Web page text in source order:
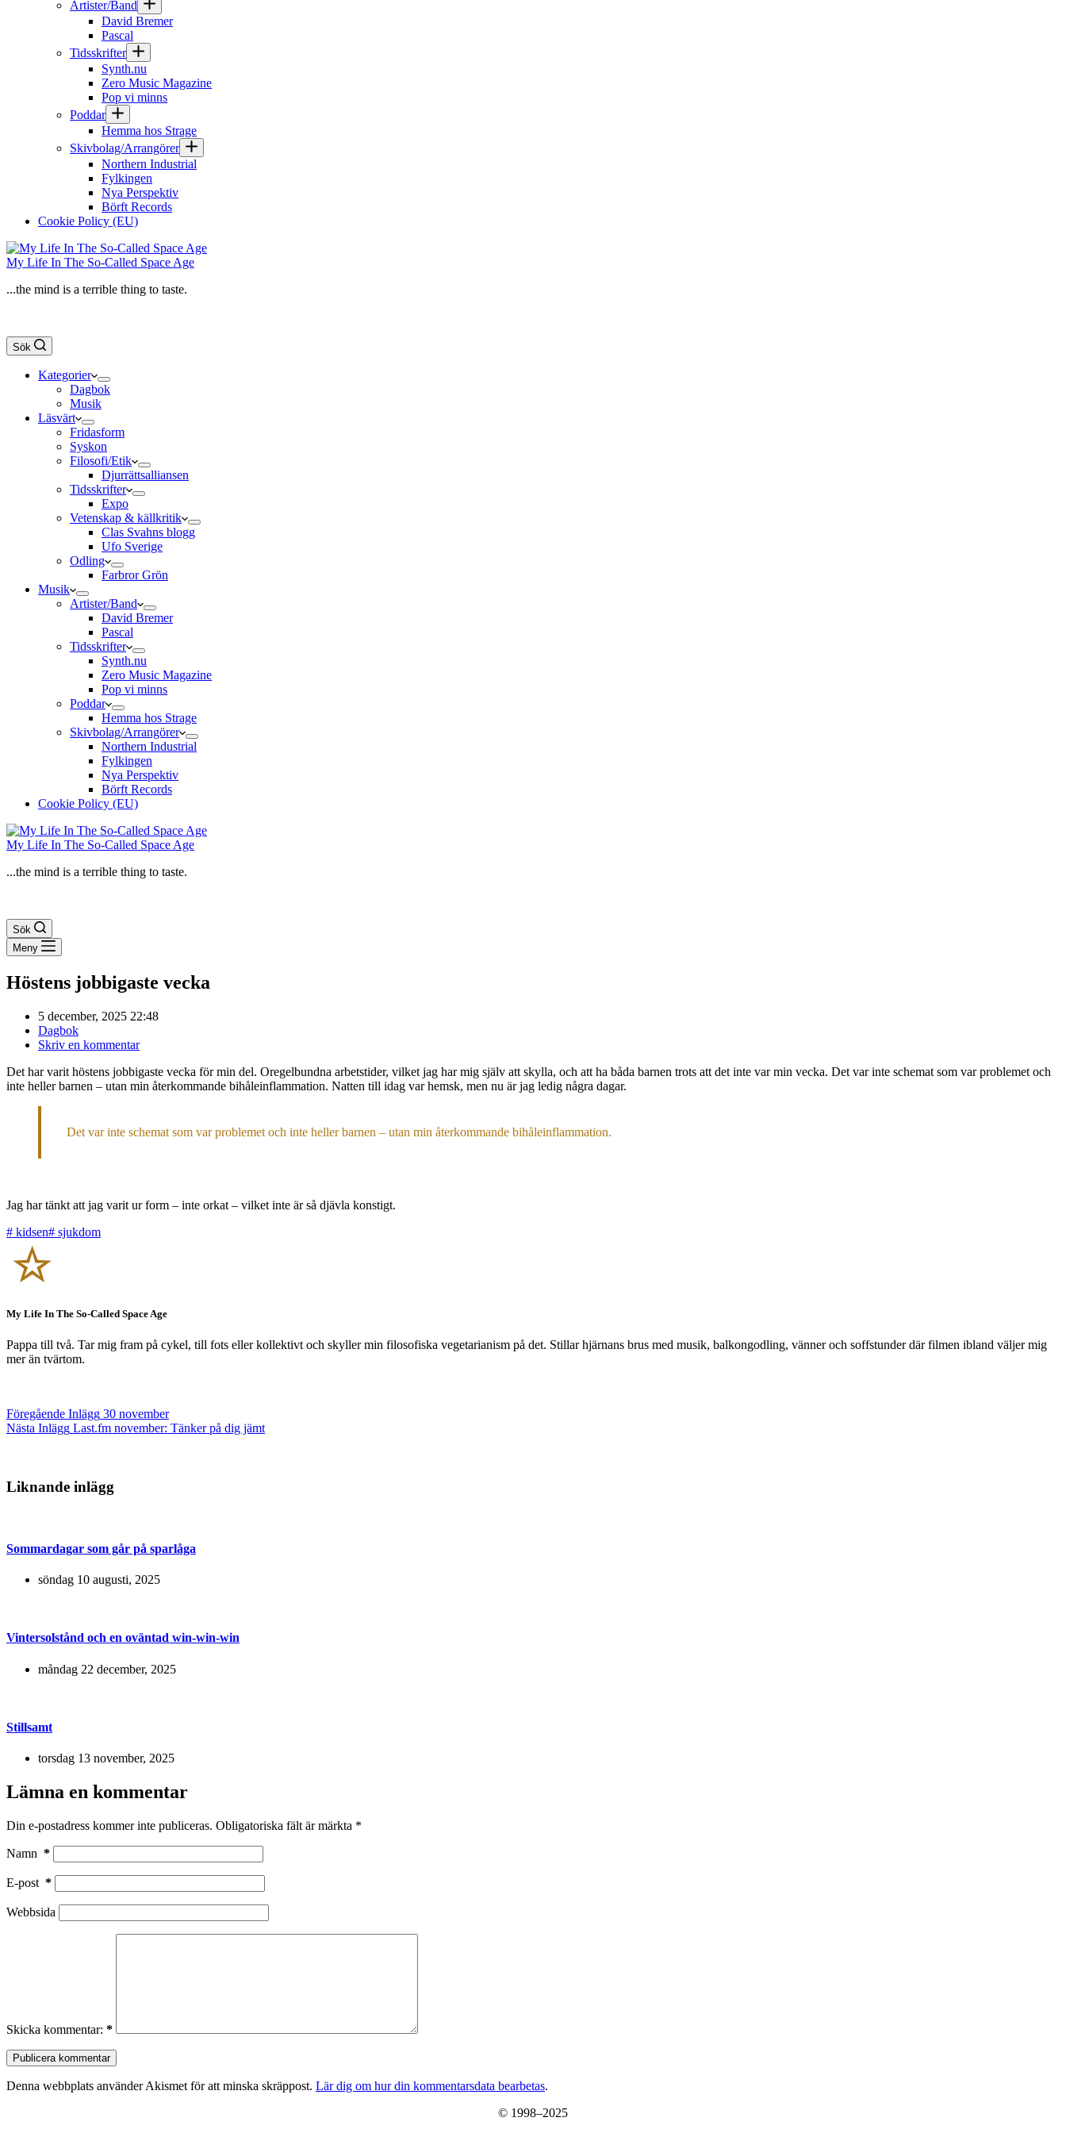
Artister/Band
David Bremer
Pascal
Tidsskrifter
Synth.nu
Zero Music Magazine
Pop vi minns
Poddar
Hemma hos Strage
Skivbolag/Arrangörer
Northern Industrial
Fylkingen
Nya Perspektiv
Börft Records
Cookie Policy (EU)
My Life In The So-Called Space Age
...the mind is a terrible thing to taste.
Sök
Kategorier
Dagbok
Musik
Läsvärt
Fridasform
Syskon
Filosofi/Etik
Djurrättsalliansen
Tidsskrifter
Expo
Vetenskap & källkritik
Clas Svahns blogg
Ufo Sverige
Odling
Farbror Grön
Musik
Artister/Band
David Bremer
Pascal
Tidsskrifter
Synth.nu
Zero Music Magazine
Pop vi minns
Poddar
Hemma hos Strage
Skivbolag/Arrangörer
Northern Industrial
Fylkingen
Nya Perspektiv
Börft Records
Cookie Policy (EU)
My Life In The So-Called Space Age
...the mind is a terrible thing to taste.
Sök
Meny
Höstens jobbigaste vecka
5 december, 2025 22:48
Dagbok
Skriv en kommentar
Det har varit höstens jobbigaste vecka för min del. Oregelbundna arbetstider, vilket jag har mig själv att skylla, och att ha båda barnen trots att det inte var min vecka. Det var inte schemat som var problemet och
inte heller barnen – utan min återkommande bihåleinflammation. Natten till idag var hemsk, men nu är jag ledig några dagar.
Det var inte schemat som var problemet och inte heller barnen – utan min återkommande bihåleinflammation.
Jag har tänkt att jag varit ur form – inte orkat – vilket inte är så djävla konstigt.
# kidsen# sjukdom
My Life In The So-Called Space Age
Pappa till två. Tar mig fram på cykel, till fots eller kollektivt och skyller min filosofiska vegetarianism på det. Stillar hjärnans brus med musik, balkongodling, vänner och soffstunder där filmen ibland väljer mig
mer än tvärtom.
Föregående Inlägg 30 november
Nästa Inlägg Last.fm november: Tänker på dig jämt
Liknande inlägg
Sommardagar som går på sparlåga
söndag 10 augusti, 2025
Vintersolstånd och en oväntad win-win-win
måndag 22 december, 2025
Stillsamt
torsdag 13 november, 2025
Lämna en kommentar
Din e-postadress kommer inte publiceras. Obligatoriska fält är märkta *
Namn *
E-post *
Webbsida
Skicka kommentar: *
Publicera kommentar
Denna webbplats använder Akismet för att minska skräppost. Lär dig om hur din kommentarsdata bearbetas.
© 1998–2025